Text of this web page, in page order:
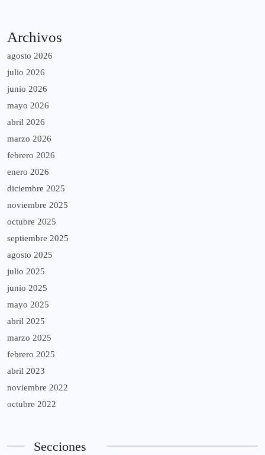
Archivos
agosto 2026
julio 2026
junio 2026
mayo 2026
abril 2026
marzo 2026
febrero 2026
enero 2026
diciembre 2025
noviembre 2025
octubre 2025
septiembre 2025
agosto 2025
julio 2025
junio 2025
mayo 2025
abril 2025
marzo 2025
febrero 2025
abril 2023
noviembre 2022
octubre 2022
Secciones